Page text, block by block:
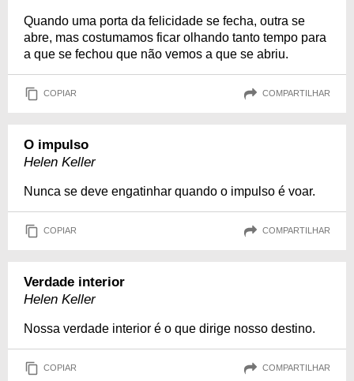
Quando uma porta da felicidade se fecha, outra se
abre, mas costumamos ficar olhando tanto tempo para
a que se fechou que não vemos a que se abriu.
COPIAR COMPARTILHAR
O impulso
Helen Keller
Nunca se deve engatinhar quando o impulso é voar.
COPIAR COMPARTILHAR
Verdade interior
Helen Keller
Nossa verdade interior é o que dirige nosso destino.
COPIAR COMPARTILHAR